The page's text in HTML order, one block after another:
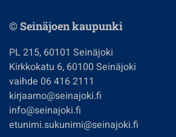
© Seinäjoen kaupunki
PL 215, 60101 Seinäjoki
Kirkkokatu 6, 60100 Seinäjoki
vaihde 06 416 2111
kirjaamo@seinajoki.fi
info@seinajoki.fi
etunimi.sukunimi@seinajoki.fi